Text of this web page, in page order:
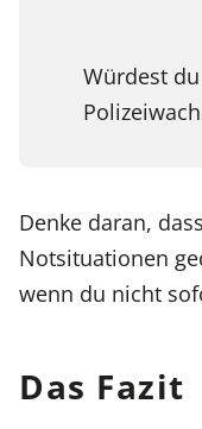
Würdest
Denke daran,
Notsituationen
wenn du nicht
Das Fazit